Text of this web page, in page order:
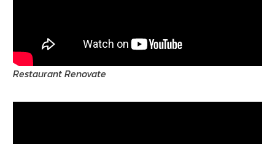
Restaurant Renovate